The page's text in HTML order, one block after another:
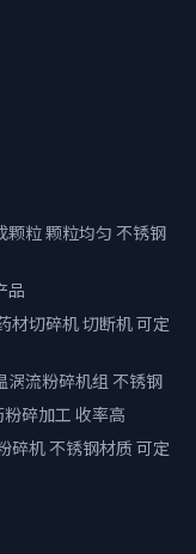
颗粒 颗粒均匀 不锈钢
品
材切碎机 切断机 可定
涡流粉碎机组 不锈钢
碎加工 收率高
碎机 不锈钢材质 可定